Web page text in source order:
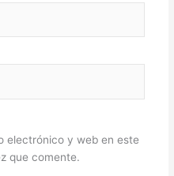
electrónico y web en este
que comente.